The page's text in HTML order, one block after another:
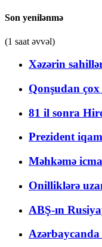
Son yenilənmə
(1 saat əvvəl)
Xəzərin
Qonşudan
81 il sonra
Prezident
Məhkəmə
Onilliklərə
ABŞ-ın